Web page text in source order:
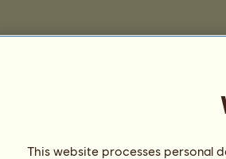
This website processes personal